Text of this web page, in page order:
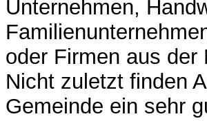
Unternehmen,
oder Firmen aus der
Nicht zuletzt finden
Gemeinde ein sehr